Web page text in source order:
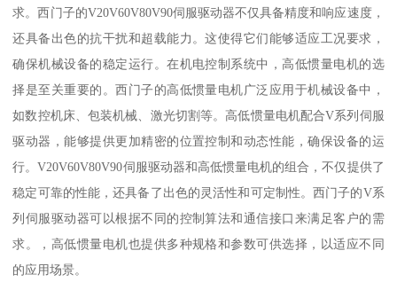
求。西门子的V20V60V80V90伺服驱动器不仅具备精度和响应速度，
还具备出色的抗干扰和超载能力。这使得它们能够适应工况要求，
确保机械设备的稳定运行。在机电控制系统中，高低惯量电机的选
择是至关重要的。西门子的高低惯量电机广泛应用于机械设备中，
如数控机床、包装机械、激光切割等。高低惯量电机配合V系列伺服
驱动器，能够提供更加精密的位置控制和动态性能，确保设备的运
行。V20V60V80V90伺服驱动器和高低惯量电机的组合，不仅提供了
稳定可靠的性能，还具备了出色的灵活性和可定制性。西门子的V系
列伺服驱动器可以根据不同的控制算法和通信接口来满足客户的需
求。，高低惯量电机也提供多种规格和参数可供选择，以适应不同
的应用场景。